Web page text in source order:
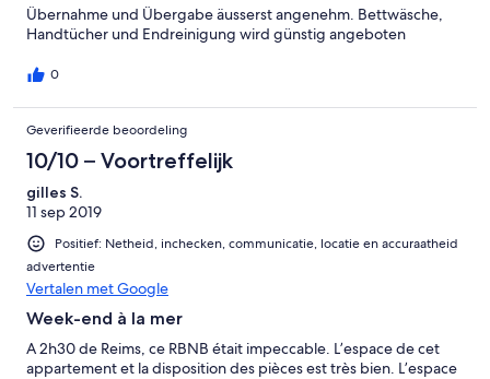
Übernahme und Übergabe äusserst angenehm. Bettwäsche,
Handtücher und Endreinigung wird günstig angeboten
0
Geverifieerde beoordeling
10/10 – Voortreffelijk
gilles S.
11 sep 2019
Positief: Netheid, inchecken, communicatie, locatie en accuraatheid
advertentie
Vertalen met Google
Week-end à la mer
A 2h30 de Reims, ce RBNB était impeccable. L’espace de cet
appartement et la disposition des pièces est très bien. L’espace